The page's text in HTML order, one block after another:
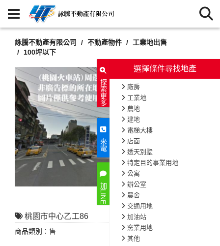
選擇條件尋找地產
廠房
工業地
農地
建地
電梯大樓
店面
透天別墅
特定目的事業用地
公寓
辦公室
農舍
交通用地
加油站
窯業用地
其他
探索更多
來電
加LINE
詠騰不動產有限公司 不動產物件
工業地出售
100坪以下
桃園市中心乙工86
商品類別：售